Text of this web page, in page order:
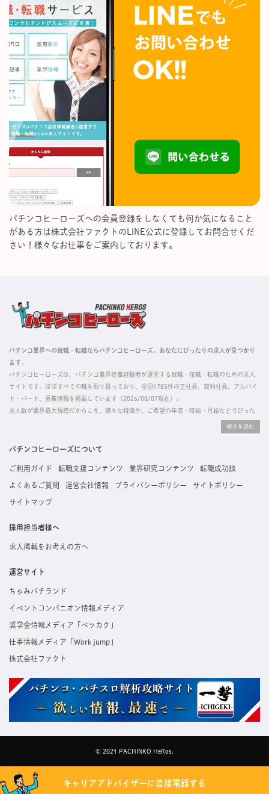
パチンコヒーローズへの会員登録をしなくても何か気になること
がある方は株式会社ファクトのLINE公式に登録してお問合せくだ
さい！様々なお仕事をご案内しております。
パチンコ業界への就職・転職ならパチンコヒーローズ。あなたにぴったりの求人が見つかり
ます。
パチンコヒーローズは、パチンコ業界従事経験者が運営する就職・復職・転職のための求人
サイトです。ほぼすべての職を取り扱っており、全国1785件の正社員、契約社員、アルバイ
ト・パート、募集情報を掲載しています（2026/08/07現在）。
求人数が業界最大規模だからこそ、様々な特徴や、ご希望の年収・時給・月給などでぴった
掲載している求人は、すべて契約法人様から寄せられた正規の求人情報です。応募いただい
た内容はすぐに直接事業所に届くためスムーズに転職・復職できます。
パチンコヒーローズについて
ご利用ガイド 転職支援コンテンツ 業界研究コンテンツ 転職成功談
よくあるご質問 運営会社情報 プライバシーポリシー サイトポリシー
サイトマップ
採用担当者様へ
求人掲載をお考えの方へ
運営サイト
ちゃみパチランド
イベントコンパニオン情報メディア
奨学金情報メディア「ベッカク」
仕事情報メディア「Work jump」
株式会社ファクト
© 2021 PACHINKO HeRos.
キャリアアドバイザーに直接電話する